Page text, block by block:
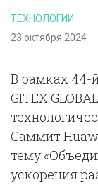
ТЕХНОЛОГИИ
23 октября 2024
В рамках 44-
GITEX
Саммит
тему
ускорения